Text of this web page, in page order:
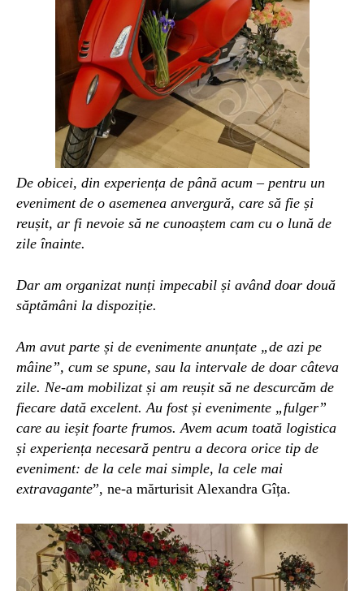
De obicei, din experiența de până acum – pentru un
eveniment de o asemenea anvergură, care să fie și
reușit, ar fi nevoie să ne cunoaștem cam cu o lună de
zile înainte.
Dar am organizat nunți impecabil și având doar două
săptămâni la dispoziție.
Am avut parte și de evenimente anunțate „de azi pe
mâine”, cum se spune, sau la intervale de doar câteva
zile. Ne-am mobilizat și am reușit să ne descurcăm de
fiecare dată excelent. Au fost și evenimente „fulger”
care au ieșit foarte frumos. Avem acum toată logistica
și experiența necesară pentru a decora orice tip de
eveniment: de la cele mai simple, la cele mai
extravagante”, ne-a mărturisit Alexandra Gîța.